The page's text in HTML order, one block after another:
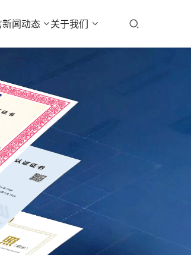
新闻动态 关于我们